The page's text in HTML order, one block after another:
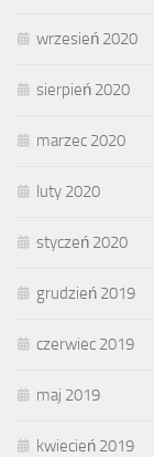
wrzesień 2020
sierpień 2020
marzec 2020
luty 2020
styczeń 2020
grudzień 2019
czerwiec 2019
maj 2019
kwiecień 2019